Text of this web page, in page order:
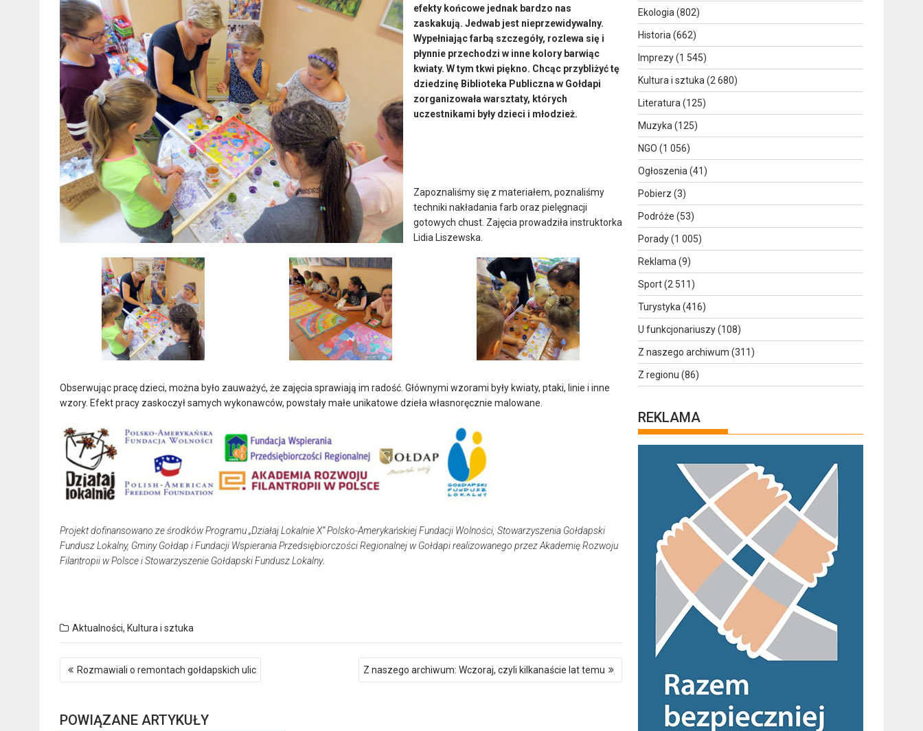
efekty końcowe jednak bardzo nas
zaskakują. Jedwab jest nieprzewidywalny.
Wypełniając farbą szczegóły, rozlewa się i
płynnie przechodzi w inne kolory barwiąc
kwiaty. W tym tkwi piękno. Chcąc przybliżyć tę
dziedzinę Biblioteka Publiczna w Gołdapi
zorganizowała warsztaty, których
uczestnikami były dzieci i młodzież.
Zapoznaliśmy się z materiałem, poznaliśmy
techniki nakładania farb oraz pielęgnacji
gotowych chust. Zajęcia prowadziła instruktorka
Lidia Liszewska.
Obserwując pracę dzieci, można było zauważyć, że zajęcia sprawiają im radość. Głównymi wzorami były kwiaty, ptaki, linie i inne
wzory. Efekt pracy zaskoczył samych wykonawców, powstały małe unikatowe dzieła własnoręcznie malowane.
Projekt dofinansowano ze środków Programu „Działaj Lokalnie X” Polsko-Amerykańskiej Fundacji Wolności, Stowarzyszenia Gołdapski
Fundusz Lokalny, Gminy Gołdap i Fundacji Wspierania Przedsiębiorczości Regionalnej w Gołdapi realizowanego przez Akademię Rozwoju
Filantropii w Polsce i Stowarzyszenie Gołdapski Fundusz Lokalny.
Aktualności, Kultura i sztuka
Nawigacja
wpisu
Rozmawiali o remontach gołdapskich ulic Z naszego archiwum: Wczoraj, czyli kilkanaście lat temu
POWIĄZANE ARTYKUŁY
Ekologia (802)
Historia (662)
Imprezy(1 545)
Kultura i sztuka (2 680)
Literatura (125)
Muzyka (125)
NGO (1 056)
Ogłoszenia (41)
Pobierz (3)
Podróże (53)
Porady(1 005)
Reklama (9)
Sport(2 511)
Turystyka (416)
U funkcjonariuszy(108)
Z naszego archiwum (311)
Z regionu (86)
REKLAMA